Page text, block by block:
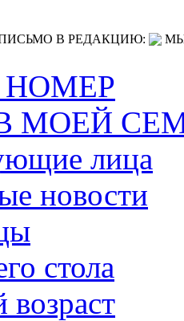
В РЕДАКЦИЮ:
МОЕЙ
лица
новости
стола